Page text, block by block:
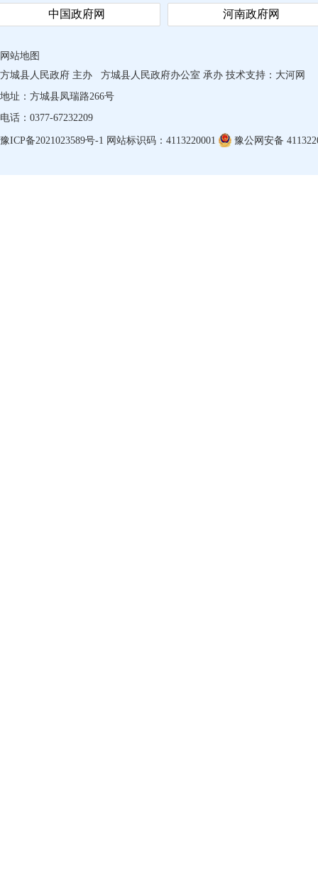
中国政府网 河南政府网
网站地图
方城县人民政府 主办
方城县人民政府办公室 承办 技术支持： 大河网
地址：方城县凤瑞路266号
电话：0377-67232209
豫ICP备2021023589号-1 网站标识码：4113220001 豫公网安备